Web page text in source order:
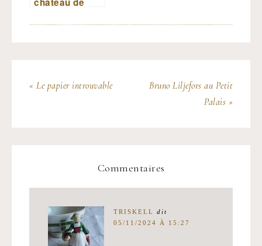
Marne
« Le papier introuvable
Bruno Liljefors au Petit
Palais »
Commentaires
TRISKELL
dit
05/11/2024 À 15:27